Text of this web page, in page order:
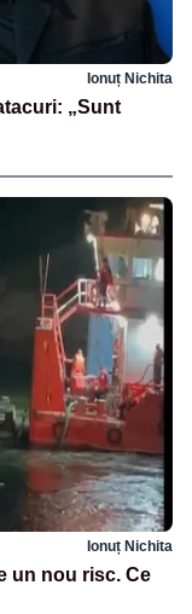
Ionuț Nichita
„Sunt
Ionuț Nichita
un nou risc. Ce